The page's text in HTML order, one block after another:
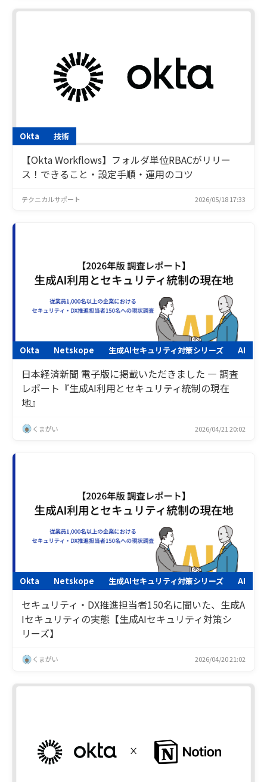
Okta 技術
【Okta Workflows】フォルダ単位RBACがリリー
ス！できること・設定手順・運用のコツ
テクニカルサポート 2026/05/18 17:33
Okta Netskope 生成AIセキュリティ対策シリーズ AI
日本経済新聞 電子版に掲載いただきました ― 調査
レポート『生成AI利用とセキュリティ統制の現在
地』
くまがい 2026/04/21 20:02
Okta Netskope 生成AIセキュリティ対策シリーズ AI
セキュリティ・DX推進担当者150名に聞いた、生成A
Iセキュリティの実態【生成AIセキュリティ対策シ
リーズ】
くまがい 2026/04/20 21:02